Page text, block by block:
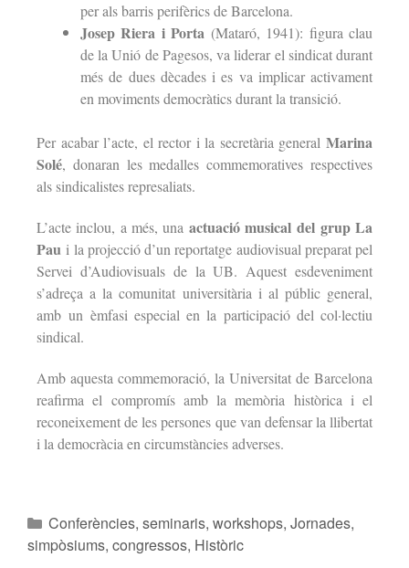
per als barris perifèrics de Barcelona.
Josep Riera i Porta(Mataró, 1941): figura clau
de la Unió de Pagesos, va liderar el sindicat durant
més de dues dècades i es va implicar activament
en moviments democràtics durant la transició.
Per acabar l’acte, el rector i la secretària general Marina
Solé, donaran les medalles commemoratives respectives
als sindicalistes represaliats.
L’acte inclou, a més, una actuació musical del grup La
Pau i la projecció d’un reportatge audiovisual preparat pel
Servei d’Audiovisuals de la UB. Aquest esdeveniment
s’adreça a la comunitat universitària i al públic general,
amb un èmfasi especial en la participació del col·lectiu
sindical.
Amb aquesta commemoració, la Universitat de Barcelona
reafirma el compromís amb la memòria històrica i el
reconeixement de les persones que van defensar la llibertat
i la democràcia en circumstàncies adverses.
Conferències, seminaris, workshops, Jornades,
simpòsiums, congressos, Històric